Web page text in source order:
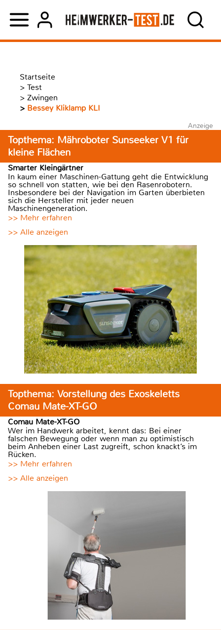
Startseite
> Test
> Zwingen
> Bessey Kliklamp KLI
Anzeige
Topthema: Mähroboter Sunseeker V1 für
kleine Flächen
Smarter Kleingärtner
In kaum einer Maschinen-Gattung geht die Entwicklung
so schnell von statten, wie bei den Rasenrobotern.
Insbesondere bei der Navigation im Garten überbieten
sich die Hersteller mit jeder neuen
Maschinengeneration.
>> Mehr erfahren
>> Alle anzeigen
Topthema: Vorstellung des Exoskeletts
Comau Mate-XT-GO
Comau Mate-XT-GO
Wer im Handwerk arbeitet, kennt das: Bei einer
falschen Bewegung oder wenn man zu optimistisch
beim Anheben einer Last zugreift, schon knackt’s im
Rücken.
>> Mehr erfahren
>> Alle anzeigen